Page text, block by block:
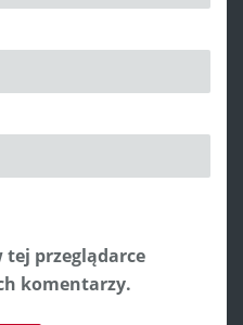
przeglądarce
komentarzy.